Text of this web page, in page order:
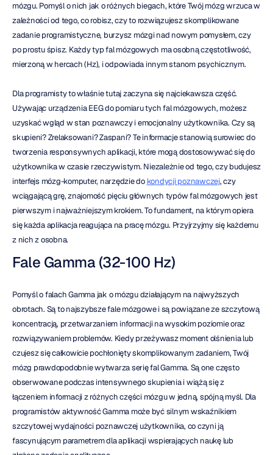
mózgu. Pomyśl o nich jak o różnych biegach, które Twój mózg wrzuca w
zależności od tego, co robisz, czy to rozwiązujesz skomplikowane
zadanie programistyczne, burzysz mózgi nad nowym pomysłem, czy
po prostu śpisz. Każdy typ fal mózgowych ma osobną częstotliwość,
mierzoną w hercach (Hz), i odpowiada innym stanom psychicznym.
Dla programisty to właśnie tutaj zaczyna się najciekawsza część.
Używając urządzenia EEG do pomiaru tych fal mózgowych, możesz
uzyskać wgląd w stan poznawczy i emocjonalny użytkownika. Czy są
skupieni? Zrelaksowani? Zaspani? Te informacje stanowią surowiec do
tworzenia responsywnych aplikacji, które mogą dostosowywać się do
użytkownika w czasie rzeczywistym. Niezależnie od tego, czy budujesz
interfejs mózg-komputer, narzędzie do kondycji poznawczej, czy
wciągającą grę, znajomość pięciu głównych typów fal mózgowych jest
pierwszym i najważniejszym krokiem. To fundament, na którym opiera
się każda aplikacja reagująca na pracę mózgu. Przyjrzyjmy się każdemu
z nich z osobna.
Fale Gamma (32-100 Hz)
Pomyśl o falach Gamma jak o mózgu działającym na najwyższych
obrotach. Są to najszybsze fale mózgowe i są powiązane ze szczytową
koncentracją, przetwarzaniem informacji na wysokim poziomie oraz
rozwiązywaniem problemów. Kiedy przeżywasz moment olśnienia lub
czujesz się całkowicie pochłonięty skomplikowanym zadaniem, Twój
mózg prawdopodobnie wytwarza serię fal Gamma. Są one często
obserwowane podczas intensywnego skupienia i wiążą się z
łączeniem informacji z różnych części mózgu w jedną, spójną myśl. Dla
programistów aktywność Gamma może być silnym wskaźnikiem
szczytowej wydajności poznawczej użytkownika, co czyni ją
fascynującym parametrem dla aplikacji wspierających naukę lub